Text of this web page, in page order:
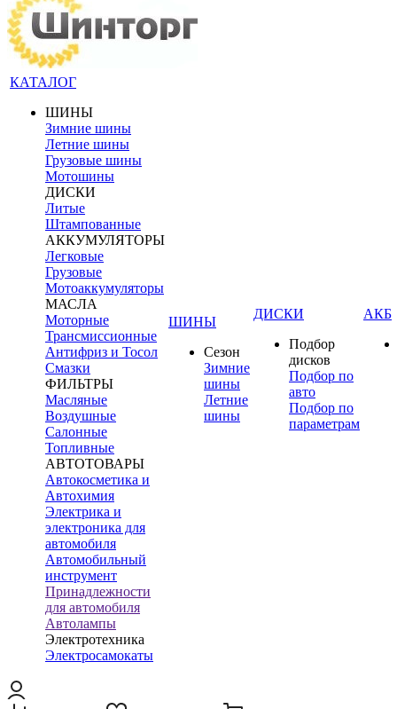
КАТАЛОГ
ШИНЫ
Зимние шины
Летние шины
Грузовые шины
Мотошины
ДИСКИ
Литые
Штампованные
АККУМУЛЯТОРЫ
Легковые
Грузовые
Мотоаккумуляторы
МАСЛА
Моторные
Трансмиссионные
Антифриз и Тосол
Смазки
ФИЛЬТРЫ
Масляные
Воздушные
Салонные
Топливные
АВТОТОВАРЫ
Автокосметика и
Автохимия
Электрика и
электроника для
автомобиля
Автомобильный
инструмент
Принадлежности
для автомобиля
Автолампы
Электротехника
Электросамокаты
ШИНЫ
Сезон
Зимние
шины
Летние
шины
ДИСКИ
Подбор
дисков
Подбор по
авто
Подбор по
параметрам
АКБ